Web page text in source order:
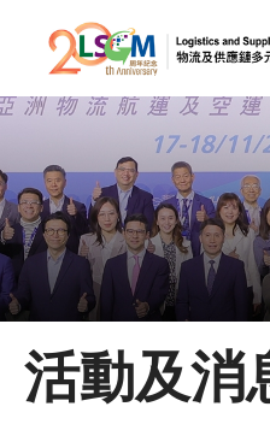
跳到內容（按
A
主頁
關於LSCM
活動及消